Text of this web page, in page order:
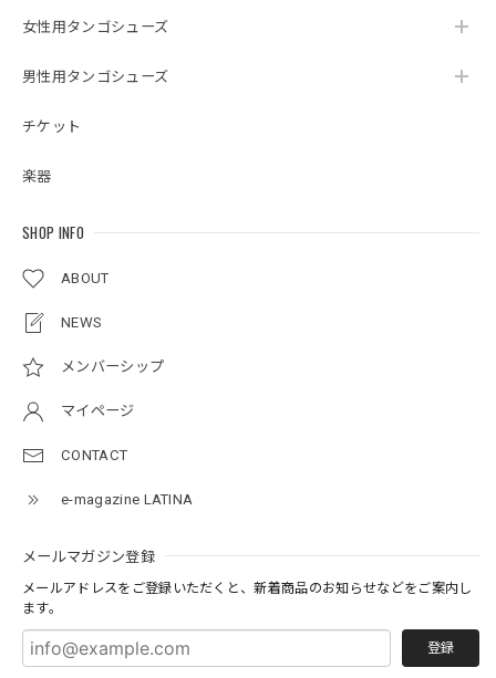
女性用タンゴシューズ
男性用タンゴシューズ
チケット
楽器
SHOP INFO
ABOUT
NEWS
メンバーシップ
マイページ
CONTACT
e-magazine LATINA
メールマガジン登録
メールアドレスをご登録いただくと、新着商品のお知らせなどをご案内し
ます。
登録